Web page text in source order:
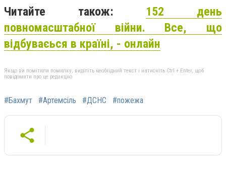
Читайте також: 152 день
повномасштабної війни. Все, що
відбуваєься в країні, - онлайн
Якщо ви помітили помилку, виділіть необхідний текст і натисніть Ctrl + Enter, щоб
повідомити про це редакцію
#Бахмут #Артемсіль #ДСНС #пожежа